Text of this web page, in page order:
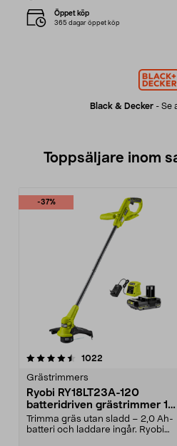
Black & Decker - Se
Öppet köp
365 dagar öppet köp
Toppsäljare inom
-37%
1022
Grästrimmers
Ryobi RY18LT23A-120
batteridriven grästrimmer 18
V
Trimma gräs utan sladd – 2,0 Ah-
batteri och laddare ingår. Ryobi
4.0 av 5 stjärnor